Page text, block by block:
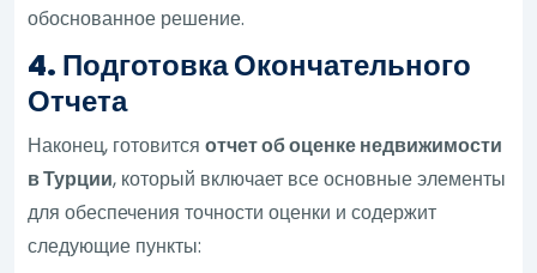
обоснованное решение.
4. Подготовка Окончательного
Отчета
Наконец, готовитсяотчет об оценке недвижимости
в Турции, который включает все основные элементы
для обеспечения точности оценки и содержит
следующие пункты: